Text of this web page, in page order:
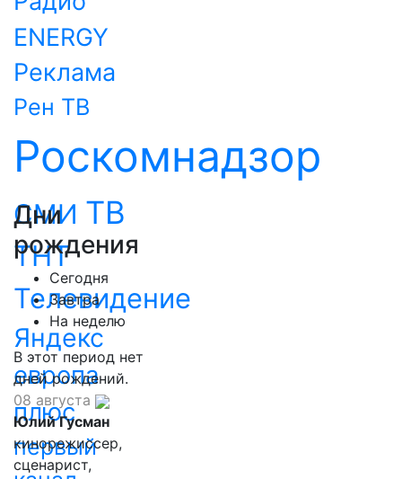
ENERGY
Реклама
Рен ТВ
Роскомнадзор
СМИ ТВ
ТНТ
Телевидение
Яндекс
европа
плюс
первый
Дни
рождения
Сегодня
Завтра
На неделю
В этот период нет
дней рождений.
08 августа
Юлий Гусман
кинорежиссер,
сценарист,